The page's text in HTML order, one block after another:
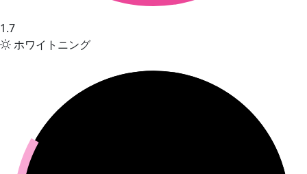
1.7
ホワイトニング